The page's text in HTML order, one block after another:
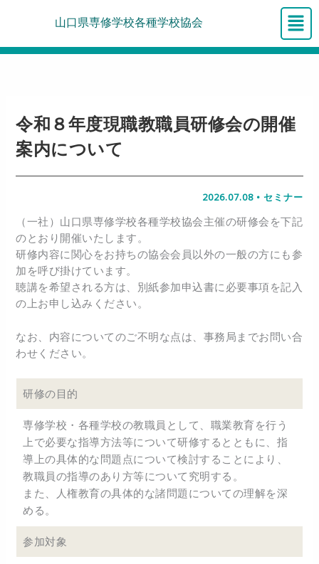
ス
山口県専修学校各種学校協会 メ
ニ
ュ
ー
令和８年度現職教職員研修会の開催
案内について
2026.07.08 • セミナー
（一社）山口県専修学校各種学校協会主催の研修会を下記
のとおり開催いたします。
研修内容に関心をお持ちの協会会員以外の一般の方にも参
加を呼び掛けています。
聴講を希望される方は、別紙参加申込書に必要事項を記入
の上お申し込みください。
なお、内容についてのご不明な点は、事務局までお問い合
わせください。
研修の目的
専修学校・各種学校の教職員として、職業教育を行う
上で必要な指導方法等について研修するとともに、指
導上の具体的な問題点について検討することにより、
教職員の指導のあり方等について究明する。
また、人権教育の具体的な諸問題についての理解を深
める。
参加対象